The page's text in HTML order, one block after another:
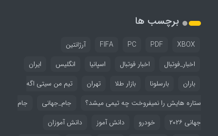
برچسب ها
FIFA PC PDF XBOX
آرژانتین
اخبار_فوتبال
اخبار فوتبال اسپانیا انگلیس
ایران
باران
بارسلونا بازار طلا تهران
تیم من سیتی اگه
ستاره هایش را نمیفروخت چه تیمی میشد؟
جام_جهانی
جام
جهانی ۲۰۲۶
خودرو دانش آموز
دانش آموزان